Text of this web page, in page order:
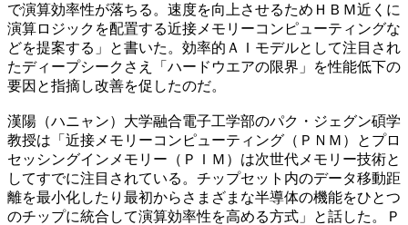
で演算効率性が落ちる。速度を向上させるためＨＢＭ近くに
演算ロジックを配置する近接メモリーコンピューティングな
どを提案する」と書いた。効率的ＡＩモデルとして注目され
たディープシークさえ「ハードウエアの限界」を性能低下の
要因と指摘し改善を促したのだ。
漢陽（ハニャン）大学融合電子工学部のパク・ジェグン碩学
教授は「近接メモリーコンピューティング（ＰＮＭ）とプロ
セッシングインメモリー（ＰＩＭ）は次世代メモリー技術と
してすでに注目されている。チップセット内のデータ移動距
離を最小化したり最初からさまざまな半導体の機能をひとつ
のチップに統合して演算効率性を高める方式」と話した。Ｐ